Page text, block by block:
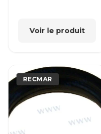
Voir le produit
RECMAR